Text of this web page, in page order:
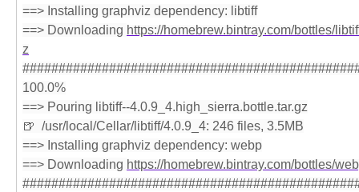
==> Installing graphviz dependency: libtiff
==> Downloading https://homebrew.bintray.com/bottles/
z
100.0%
==> Pouring libtiff--4.0.9_4.high_sierra.bottle.tar.gz
🍺  /usr/local/Cellar/libtiff/4.0.9_4: 246 files, 3.5MB
==> Installing graphviz dependency: webp
==> Downloading https://homebrew.bintray.com/bottles/